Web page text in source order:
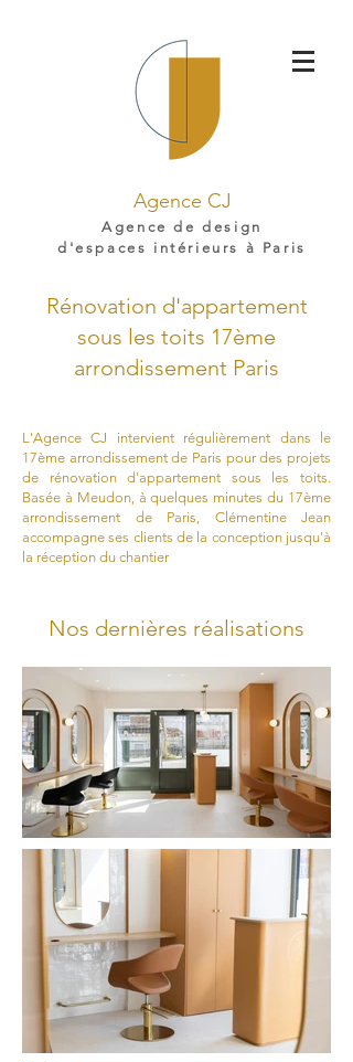
Agence CJ
Agence de design
d'espaces intérieurs à Paris
Rénovation d'appartement
sous les toits 17ème
arrondissement Paris
L'Agence CJ intervient régulièrement dans le
17ème arrondissement de Paris pour des projets
de rénovation d'appartement sous les toits.
Basée à Meudon, à quelques minutes du 17ème
arrondissement de Paris, Clémentine Jean
accompagne ses clients de la conception jusqu'à
la réception du chantier
Nos dernières réalisations